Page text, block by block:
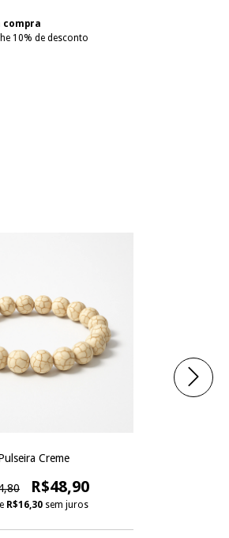
compra
10% de desconto
Creme
R$48,90
R$16,30 sem juros